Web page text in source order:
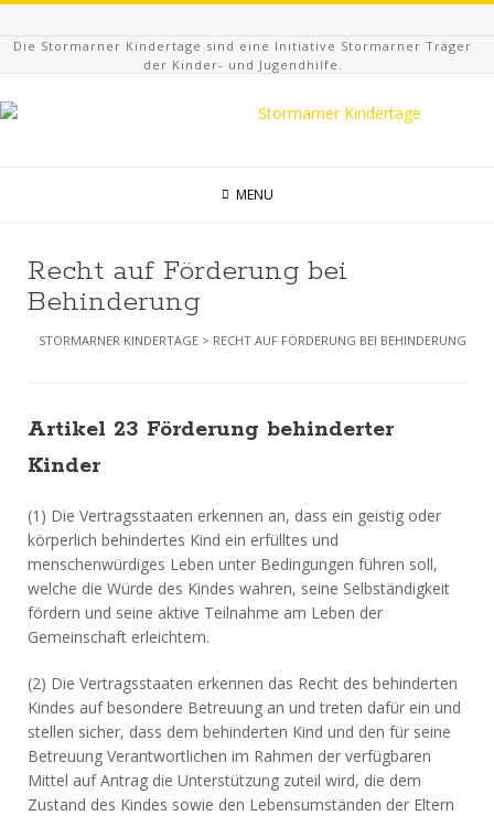
Die Stormarner Kindertage sind eine Initiative Stormarner Träger
der Kinder- und Jugendhilfe.
MENU
Recht auf Förderung bei
Behinderung
STORMARNER KINDERTAGE > RECHT AUF FÖRDERUNG BEI BEHINDERUNG
Artikel 23 Förderung behinderter
Kinder
(1) Die Vertragsstaaten erkennen an, dass ein geistig oder
körperlich behindertes Kind ein erfülltes und
menschenwürdiges Leben unter Bedingungen führen soll,
welche die Würde des Kindes wahren, seine Selbständigkeit
fördern und seine aktive Teilnahme am Leben der
Gemeinschaft erleichtern.
(2) Die Vertragsstaaten erkennen das Recht des behinderten
Kindes auf besondere Betreuung an und treten dafür ein und
stellen sicher, dass dem behinderten Kind und den für seine
Betreuung Verantwortlichen im Rahmen der verfügbaren
Mittel auf Antrag die Unterstützung zuteil wird, die dem
Zustand des Kindes sowie den Lebensumständen der Eltern